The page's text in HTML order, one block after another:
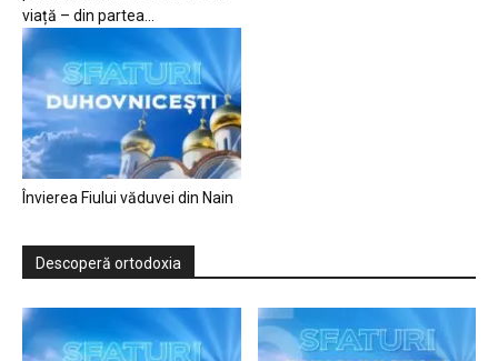
viață – din partea...
Învierea Fiului văduvei din Nain
Descoperă ortodoxia